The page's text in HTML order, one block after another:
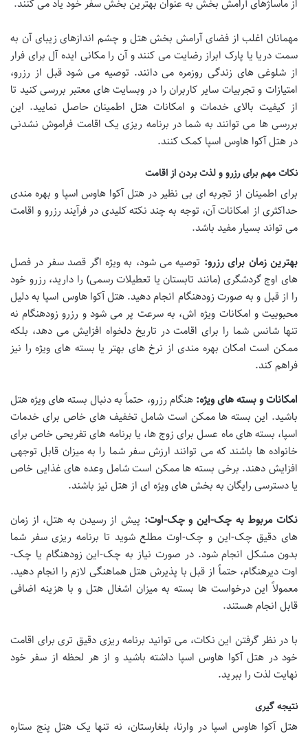
از ماساژهای آرامش بخش به عنوان بهترین بخش سفر خود یاد می کنند.
مهمانان اغلب از فضای آرامش بخش هتل و چشم اندازهای زیبای آن به
سمت دریا یا پارک ابراز رضایت می کنند و آن را مکانی ایده آل برای فرار
از شلوغی های زندگی روزمره می دانند. توصیه می شود قبل از رزرو،
امتیازات و تجربیات سایر کاربران را در وبسایت های معتبر بررسی کنید تا
از کیفیت بالای خدمات و امکانات هتل اطمینان حاصل نمایید. این
بررسی ها می توانند به شما در برنامه ریزی یک اقامت فراموش نشدنی
در هتل آکوا هاوس اسپا کمک کنند.
نکات مهم برای رزرو و لذت بردن از اقامت
برای اطمینان از تجربه ای بی نظیر در هتل آکوا هاوس اسپا و بهره مندی
حداکثری از امکانات آن، توجه به چند نکته کلیدی در فرآیند رزرو و اقامت
می تواند بسیار مفید باشد.
بهترین زمان برای رزرو: توصیه می شود، به ویژه اگر قصد سفر در فصل
های اوج گردشگری (مانند تابستان یا تعطیلات رسمی) را دارید، رزرو خود
را از قبل و به صورت زودهنگام انجام دهید. هتل آکوا هاوس اسپا به دلیل
محبوبیت و امکانات ویژه اش، به سرعت پر می شود و رزرو زودهنگام نه
تنها شانس شما را برای اقامت در تاریخ دلخواه افزایش می دهد، بلکه
ممکن است امکان بهره مندی از نرخ های بهتر یا بسته های ویژه را نیز
فراهم کند.
امکانات و بسته های ویژه: هنگام رزرو، حتماً به دنبال بسته های ویژه هتل
باشید. این بسته ها ممکن است شامل تخفیف های خاص برای خدمات
اسپا، بسته های ماه عسل برای زوج ها، یا برنامه های تفریحی خاص برای
خانواده ها باشند که می توانند ارزش سفر شما را به میزان قابل توجهی
افزایش دهند. برخی بسته ها ممکن است شامل وعده های غذایی خاص
یا دسترسی رایگان به بخش های ویژه ای از هتل نیز باشند.
نکات مربوط به چک-این و چک-اوت: پیش از رسیدن به هتل، از زمان
های دقیق چک-این و چک-اوت مطلع شوید تا برنامه ریزی سفر شما
بدون مشکل انجام شود. در صورت نیاز به چک-این زودهنگام یا چک-
اوت دیرهنگام، حتماً از قبل با پذیرش هتل هماهنگی لازم را انجام دهید.
معمولاً این درخواست ها بسته به میزان اشغال هتل و با هزینه اضافی
قابل انجام هستند.
با در نظر گرفتن این نکات، می توانید برنامه ریزی دقیق تری برای اقامت
خود در هتل آکوا هاوس اسپا داشته باشید و از هر لحظه از سفر خود
نهایت لذت را ببرید.
نتیجه گیری
هتل آکوا هاوس اسپا در وارنا، بلغارستان، نه تنها یک هتل پنج ستاره